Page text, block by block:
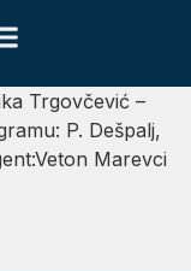
Trgovčević –
P. Dešpalj,
Marevci